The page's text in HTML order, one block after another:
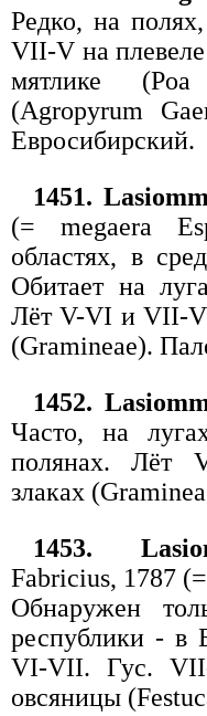
Редко, на
VII-V на
мятлике
(Agropyrum
Евросибирский.
1451.
(= megaera
областях, в
Обитает на
Лёт V-VI и VII-
(Gramineae).
1452.
Часто, на
полянах. Лёт
злаках
1453.
Fabricius, 1787
Обнаружен
республики - в
VI-VII. Гус.
овсяницы